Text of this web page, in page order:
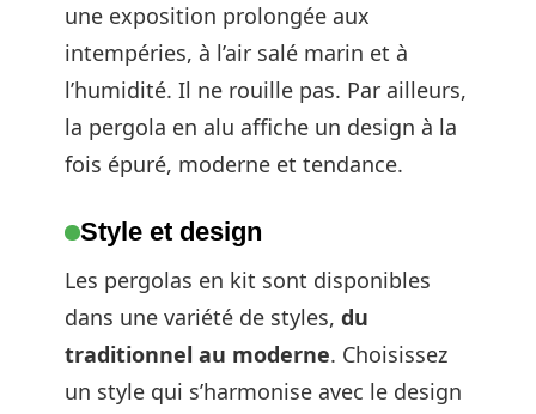
une exposition prolongée aux
intempéries, à l’air salé marin et à
l’humidité. Il ne rouille pas. Par ailleurs,
la pergola en alu affiche un design à la
fois épuré, moderne et tendance.
Style et design
Les pergolas en kit sont disponibles
dans une variété de styles, du
traditionnel au moderne. Choisissez
un style qui s’harmonise avec le design